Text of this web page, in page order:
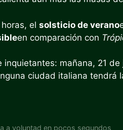
el solsticio de verano
en comparación con
mañana, 21
ciudad italiana tendrá
a voluntad en pocos segundos